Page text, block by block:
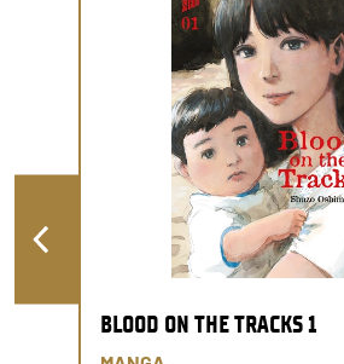
BLOOD ON THE TRACKS 1